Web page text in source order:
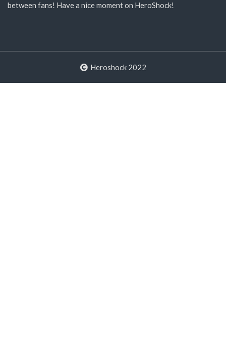
between fans! Have a nice moment on HeroShock!
Heroshock 2022